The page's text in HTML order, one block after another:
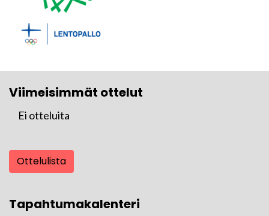
Viimeisimmät ottelut
Ei otteluita
Ottelulista
Tapahtumakalenteri